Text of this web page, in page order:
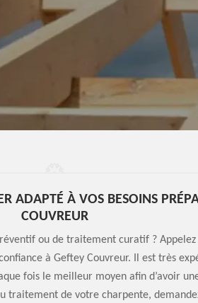
ADAPTÉ À VOS BESOINS
COUVREUR
ou de traitement curatif ?
à Geftey Couvreur. Il est très
fois le meilleur moyen afin d’avoir
traitement de votre charpente,